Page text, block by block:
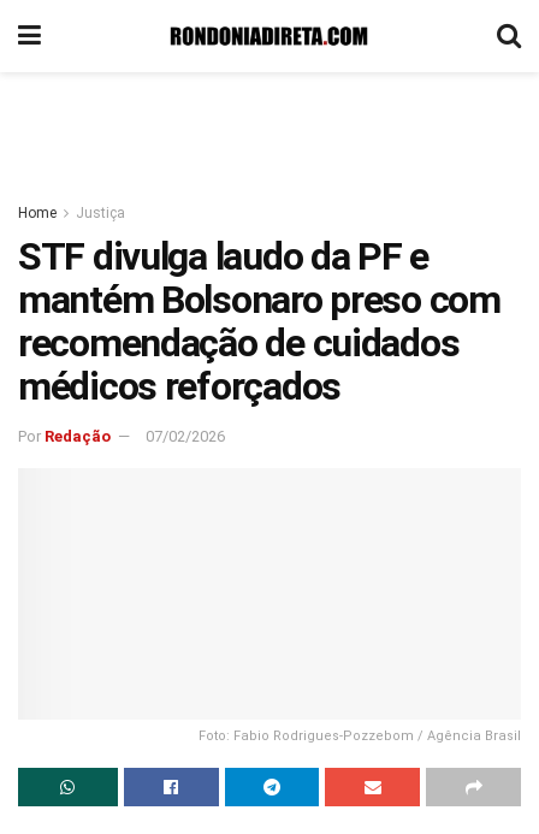
Home Justiça
STF divulga laudo da PF e
mantém Bolsonaro preso com
recomendação de cuidados
médicos reforçados
Por Redação 07/02/2026
Foto: Fabio Rodrigues-Pozzebom / Agência Brasil